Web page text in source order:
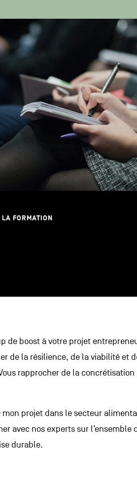
FORMATION
de boost à votre projet
de la résilience, de la viabilité et
rapprocher de la
mon projet dans le secteur
avec nos experts sur l’ensemble
durable.